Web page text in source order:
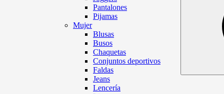
Pantalones
Pijamas
Mujer
Blusas
Busos
Chaquetas
Conjuntos deportivos
Faldas
Jeans
Lencería